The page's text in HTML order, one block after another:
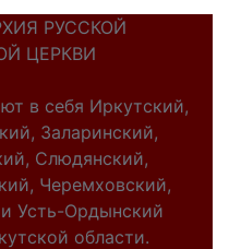
РУССКОЙ
ЦЕРКВИ
в себя Иркутский,
Заларинский,
Слюдянский,
Черемховский,
Усть-Ордынский
области.